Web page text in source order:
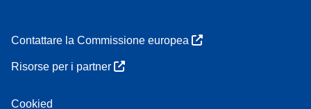
Contattare la Commissione europea
Risorse per i partner
Cookied